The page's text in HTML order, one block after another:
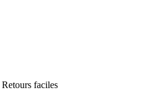
Retours faciles